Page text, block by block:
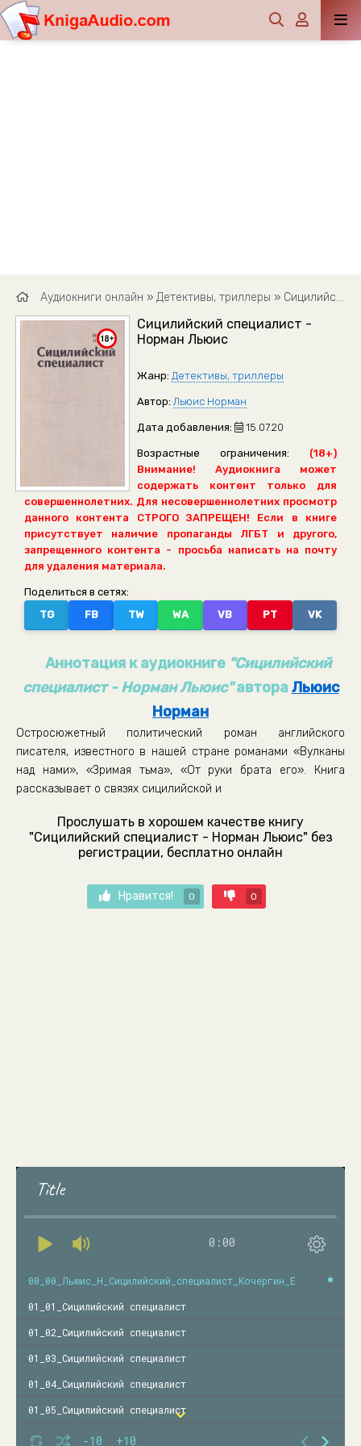
Аудиокниги онлайн » Детективы, триллеры » Сицилийский специалист - Норман Льюис
Сицилийский специалист -
Норман Льюис
Жанр: Детективы, триллеры
Автор: Льюис Норман
Дата добавления: 15.07.20
Возрастные ограничения:
(18+)
Внимание! Аудиокнига может
содержать контент только для
совершеннолетних. Для несовершеннолетних просмотр
данного контента СТРОГО ЗАПРЕЩЕН! Если в книге
присутствует наличие пропаганды ЛГБТ и другого,
запрещенного контента - просьба написать на почту
для удаления материала.
Поделиться в сетях:
TG
FB TW WA VB PT VK
Аннотация к аудиокниге "Сицилийский
специалист - Норман Льюис"автора Льюис
Норман
Остросюжетный политический роман английского
писателя, известного в нашей стране романами «Вулканы
над нами», «Зримая тьма», «От руки брата его». Книга
рассказывает о связях сицилийской и
Прослушать в хорошем качестве книгу
"Сицилийский специалист - Норман Льюис" без
регистрации, бесплатно онлайн
Нравится! 0 0
Title
0:00
-10 +10
00_00_Льюис_Н_Сицилийский_специалист_Кочергин_Е
01_01_Сицилийский специалист
01_02_Сицилийский специалист
01_03_Сицилийский специалист
01_04_Сицилийский специалист
01_05_Сицилийский специалист
01_06_Сицилийский специалист